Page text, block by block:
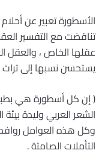
الأسطورة تعبير عن
تناقضت مع التفسير
يستحسن نسبها إلى
الشعر العربي وليدة
وكل هذه العوامل
التأملات الصامتة .